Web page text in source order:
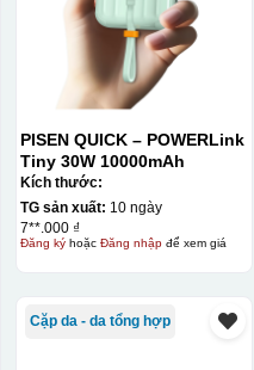
PISEN QUICK – POWERLink
Tiny 30W 10000mAh
Kích thước:
TG sản xuất: 10 ngày
7**.000 ₫
Đăng kýhoặc Đăng nhậpđể xem giá
Cặp da - da tổng hợp